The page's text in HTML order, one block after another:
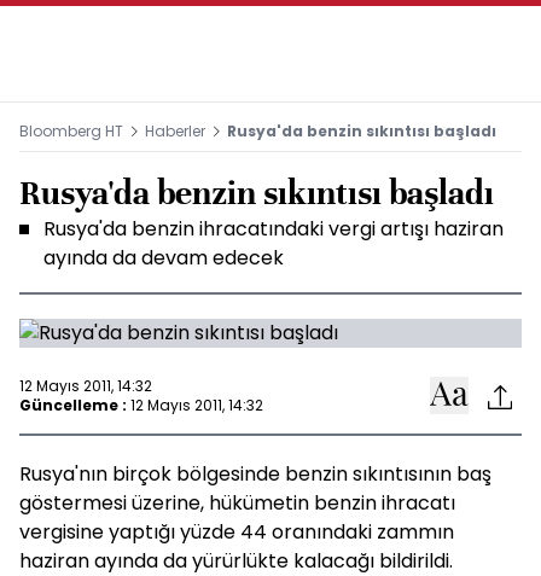
Bloomberg HT Haberler Rusya'da benzin sıkıntısı başladı
Rusya'da benzin sıkıntısı başladı
Rusya'da benzin ihracatındaki vergi artışı haziran
ayında da devam edecek
12 Mayıs 2011, 14:32
Güncelleme : 12 Mayıs 2011, 14:32
Rusya'nın birçok bölgesinde benzin sıkıntısının baş
göstermesi üzerine, hükümetin benzin ihracatı
vergisine yaptığı yüzde 44 oranındaki zammın
haziran ayında da yürürlükte kalacağı bildirildi.